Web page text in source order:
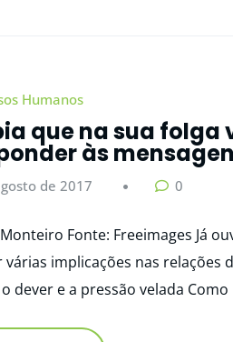
Humanos
que na sua folga
às
de 2017 0
Fonte: Freeimages Já
várias implicações nas relações
dever e a pressão velada